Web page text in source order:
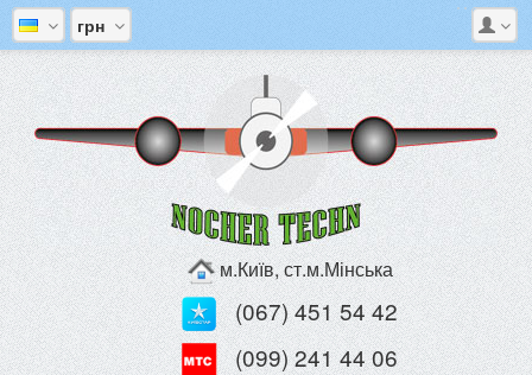
грн
м.Київ, ст.м.Мінська
(067) 451 54 42
(099) 241 44 06